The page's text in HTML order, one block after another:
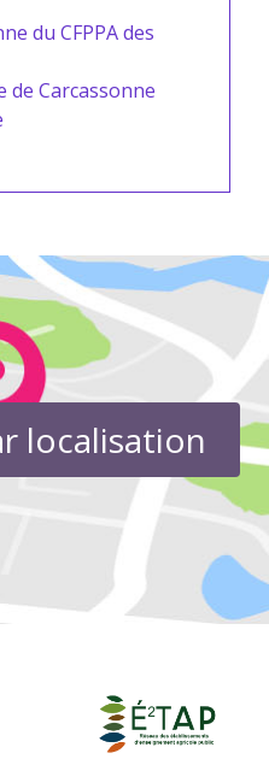
du CFPPA des
de Carcassonne
localisation